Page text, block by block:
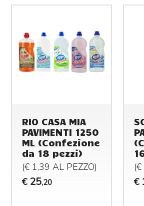
RIO CASA MIA
PAVIMENTI 1250
ML (Confezione
da 18 pezzi)
(€ 1,39 AL PEZZO)
€ 25,20
€